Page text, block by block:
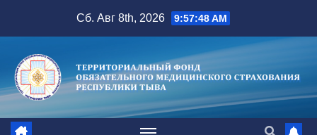
содержимому
Сб. Авг 8th, 2026 9:57:49 AM